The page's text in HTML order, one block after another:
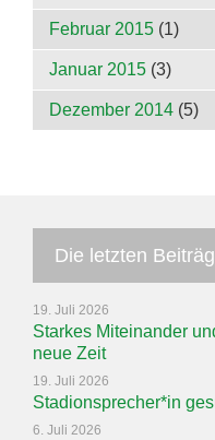
Februar 2015 (1)
Januar 2015 (3)
Dezember 2014 (5)
Die letzten
19. Juli 2026
Starkes Miteinander
neue Zeit
19. Juli 2026
Stadionsprecher*in
6. Juli 2026